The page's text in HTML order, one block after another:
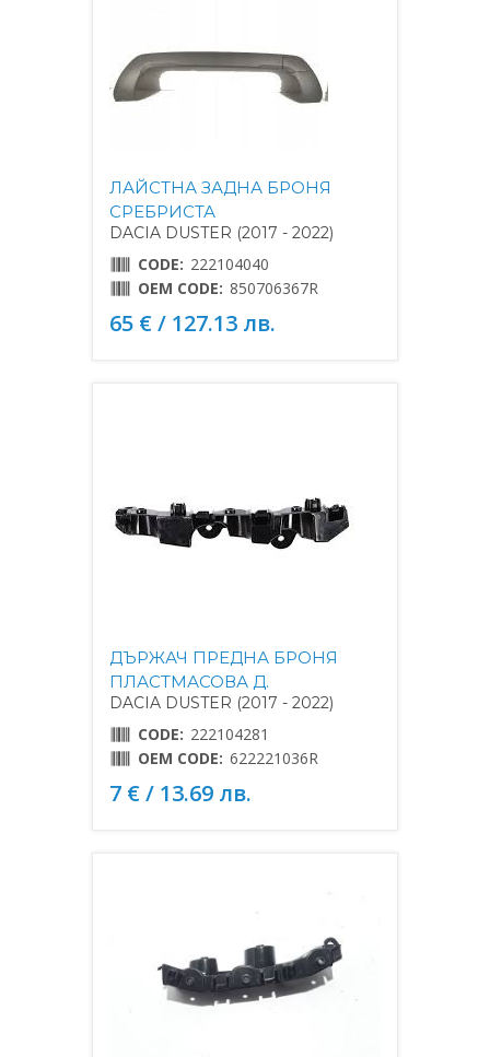
ЛАЙСТНА ЗАДНА БРОНЯ
СРЕБРИСТА
DACIA DUSTER (2017 - 2022)
CODE: 222104040
OEM CODE: 850706367R
65 € / 127.13 лв.
ДЪРЖАЧ ПРЕДНА БРОНЯ
ПЛАСТМАСОВА Д.
DACIA DUSTER (2017 - 2022)
CODE: 222104281
OEM CODE: 622221036R
7 € / 13.69 лв.